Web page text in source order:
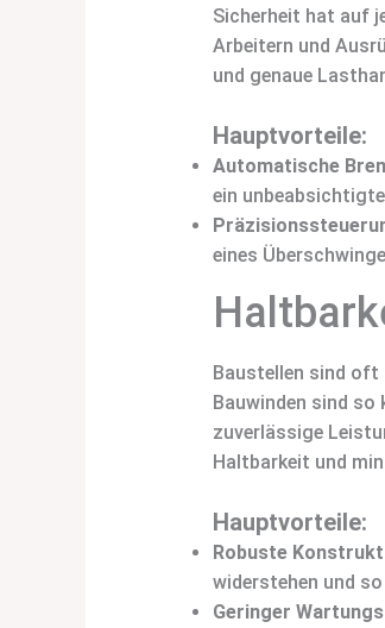
Sicherheit hat auf
Arbeitern und
und genaue
Hauptvorteile:
Automatische
ein
eines
Baustellen sind oft
Bauwinden sind so
zuverlässige
Haltbarkeit und
Hauptvorteile:
Robuste
widerstehen und
Geringer